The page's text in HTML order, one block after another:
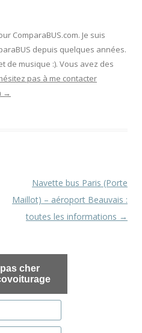
ComparaBUS.com. Je suis
depuis quelques années.
de musique :). Vous avez des
pas à me contacter
→
Navette bus Paris (Porte
Maillot) – aéroport Beauvais :
toutes les informations →